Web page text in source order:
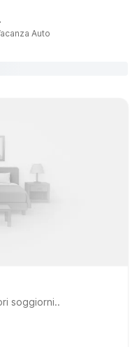
Auto
soggiorni..